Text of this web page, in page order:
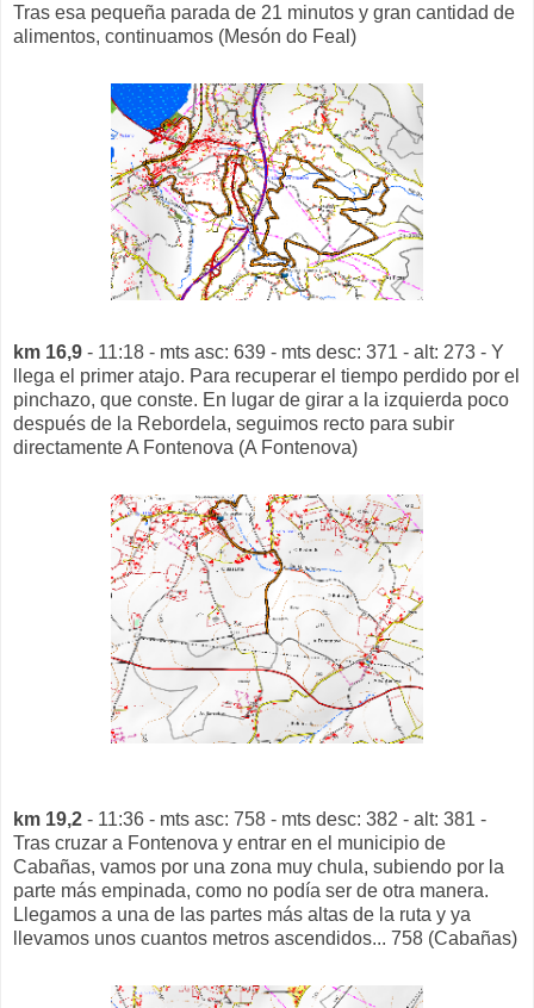
Tras esa pequeña parada de 21 minutos y gran cantidad de
alimentos, continuamos (Mesón do Feal)
km 16,9 - 11:18 - mts asc: 639 - mts desc: 371 - alt: 273 - Y
llega el primer atajo. Para recuperar el tiempo perdido por el
pinchazo, que conste. En lugar de girar a la izquierda poco
después de la Rebordela, seguimos recto para subir
directamente A Fontenova (A Fontenova)
km 19,2 - 11:36 - mts asc: 758 - mts desc: 382 - alt: 381 -
Tras cruzar a Fontenova y entrar en el municipio de
Cabañas, vamos por una zona muy chula, subiendo por la
parte más empinada, como no podía ser de otra manera.
Llegamos a una de las partes más altas de la ruta y ya
llevamos unos cuantos metros ascendidos... 758 (Cabañas)